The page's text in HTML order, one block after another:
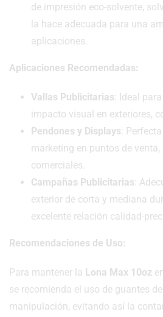
de impresión eco-solvente,
la hace adecuada para una
aplicaciones.
Aplicaciones Recomendadas:
Vallas Publicitarias: Ideal
impacto visual en exteriores,
Pendones y Displays:
marketing en puntos de
comerciales.
Campañas Publicitarias:
exterior de corta y mediana
excelente relación calidad-
Recomendaciones de Uso:
Para mantener la Lona Max 10oz
se recomienda el uso de guantes
manipulación, evitando así la